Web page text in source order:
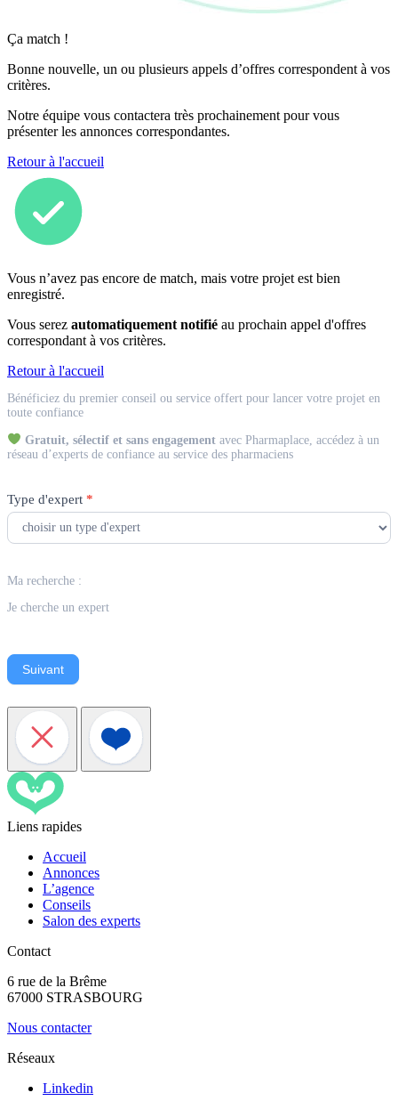
Ça match !
Bonne nouvelle, un ou plusieurs appels d’offres correspondent à vos
critères.
Notre équipe vous contactera très prochainement pour vous
présenter les annonces correspondantes.
Retour à l'accueil
Vous n’avez pas encore de match, mais votre projet est bien
enregistré.
Vous serez automatiquement notifié au prochain appel d'offres
correspondant à vos critères.
Retour à l'accueil
Expert
Bénéficiez du premier conseil ou service offert pour lancer votre projet en
toute confiance
Gratuit, sélectif et sans engagementavec Pharmaplace, accédez à un
réseau d’experts de confiance au service des pharmaciens
Type d'expert *
Ma recherche :
Je cherche un expert
Suivant
Liens rapides
Accueil
Annonces
L’agence
Conseils
Salon des experts
Contact
6 rue de la Brême
67000 STRASBOURG
Nous contacter
Réseaux
Linkedin